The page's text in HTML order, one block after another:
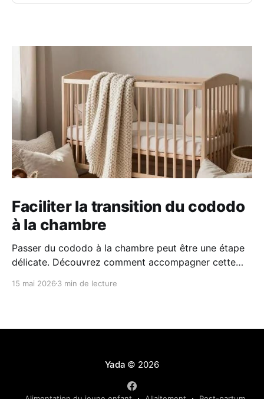
Faciliter la transition du cododo
à la chambre
Passer du cododo à la chambre peut être une étape
délicate. Découvrez comment accompagner cette
environnement rassurant et une approche
15 mai 2026 3 min de lecture
Yada © 2026